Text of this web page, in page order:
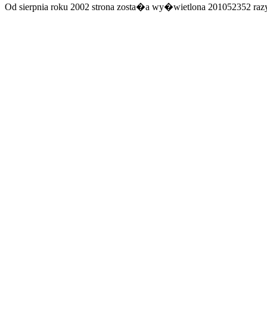
Od sierpnia roku 2002 strona zosta�a wy�wietlona 201052352